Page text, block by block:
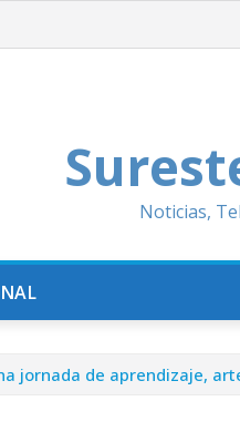
Noticias,
jornada de aprendizaje,